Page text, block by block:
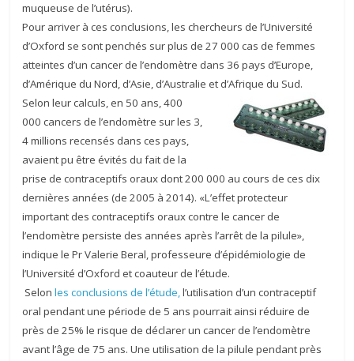
muqueuse de l’utérus).
Pour arriver à ces conclusions, les chercheurs de l’Université
d’Oxford se sont penchés sur plus de 27 000 cas de femmes
atteintes d’un cancer de l’endomètre dans 36 pays d’Europe,
d’Amérique du Nord, d’Asie, d’Australie et d’Afrique du Sud.
Selon leur calculs, en 50 ans, 400
000 cancers de l’endomètre sur les 3,
4 millions recensés dans ces pays,
avaient pu être évités du fait de la
prise de contraceptifs oraux dont 200 000 au cours de ces dix
dernières années (de 2005 à 2014). «L’effet protecteur
important des contraceptifs oraux contre le cancer de
l’endomètre persiste des années après l’arrêt de la pilule»,
indique le Pr Valerie Beral, professeure d’épidémiologie de
l’Université d’Oxford et coauteur de l’étude.
Selonles conclusions de l’étude,l’utilisation d’un contraceptif
oral pendant une période de 5 ans pourrait ainsi réduire de
près de 25% le risque de déclarer un cancer de l’endomètre
avant l’âge de 75 ans. Une utilisation de la pilule pendant près